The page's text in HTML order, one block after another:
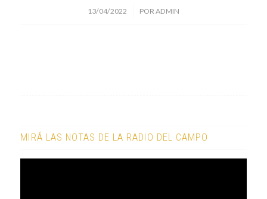
13/04/2022
/ POR ADMIN
MIRÁ LAS NOTAS DE LA RADIO DEL CAMPO